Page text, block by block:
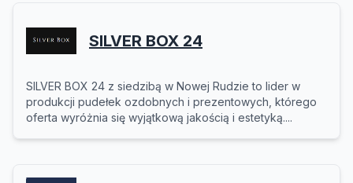
SILVER BOX 24
SILVER BOX 24 z siedzibą w Nowej Rudzie to lider w
produkcji pudełek ozdobnych i prezentowych, którego
oferta wyróżnia się wyjątkową jakością i estetyką....